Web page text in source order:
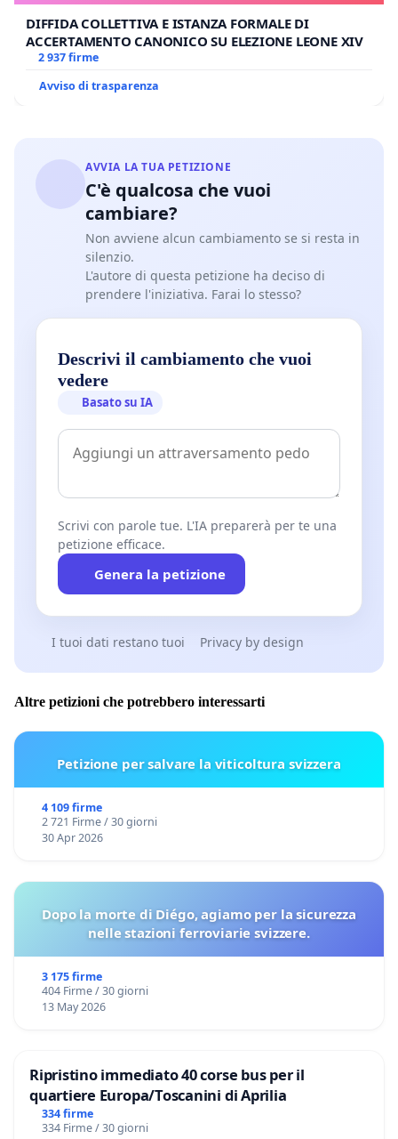
DIFFIDA COLLETTIVA E ISTANZA FORMALE DI
ACCERTAMENTO CANONICO SU ELEZIONE LEONE XIV
2 937 firme
Avviso di trasparenza
AVVIA LA TUA PETIZIONE
C'è qualcosa che vuoi
cambiare?
Non avviene alcun cambiamento se si resta in
silenzio.
L'autore di questa petizione ha deciso di
prendere l'iniziativa. Farai lo stesso?
Descrivi il cambiamento che vuoi
vedere
Basato su IA
Scrivi con parole tue. L'IA preparerà per te una
petizione efficace.
Genera la petizione
I tuoi dati restano tuoi Privacy by design
Altre petizioni che potrebbero interessarti
Petizione per salvare la viticoltura svizzera
4 109 firme
2 721 Firme / 30 giorni
30 Apr 2026
Dopo la morte di Diégo, agiamo per la sicurezza
nelle stazioni ferroviarie svizzere.
3 175 firme
404 Firme / 30 giorni
13 May 2026
Ripristino immediato 40 corse bus per il
quartiere Europa/Toscanini di Aprilia
334 firme
334 Firme / 30 giorni